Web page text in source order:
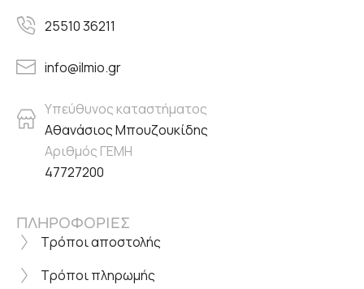
25510 36211
info@ilmio.gr
Υπεύθυνος καταστήματος
Αθανάσιος Μπουζουκίδης
Αριθμός ΓΕΜΗ
47727200
ΠΛΗΡΟΦΟΡΙΕΣ
Τρόποι αποστολής
Τρόποι πληρωμής